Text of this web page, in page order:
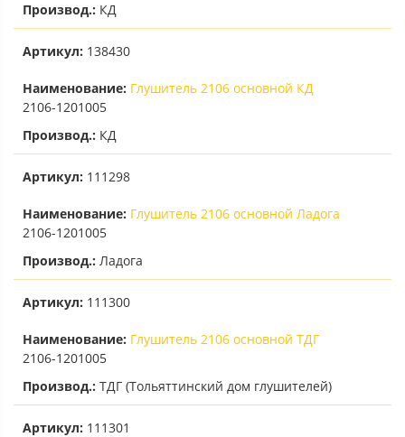
Производ.: КД
Артикул: 138430
Наименование: Глушитель 2106 основной КД
2106-1201005
Производ.: КД
Артикул: 111298
Наименование: Глушитель 2106 основной Ладога
2106-1201005
Производ.: Ладога
Артикул: 111300
Наименование: Глушитель 2106 основной ТДГ
2106-1201005
Производ.: ТДГ (Тольяттинский дом глушителей)
Артикул: 111301